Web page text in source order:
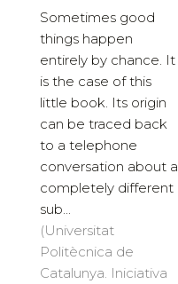
Sometimes good
things happen
entirely by chance. It
is the case of this
little book. Its origin
can be traced back
to a telephone
conversation about a
completely different
sub...
(Universitat
Politècnica de
Catalunya. Iniciativa